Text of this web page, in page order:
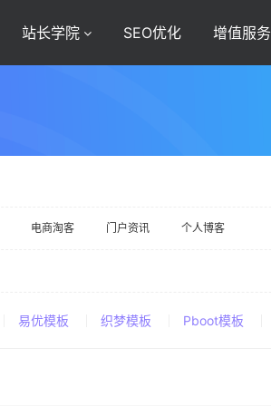
站长学院 SEO优化 增值服务
电商淘客 门户资讯 个人博客
易优模板 织梦模板 Pboot模板